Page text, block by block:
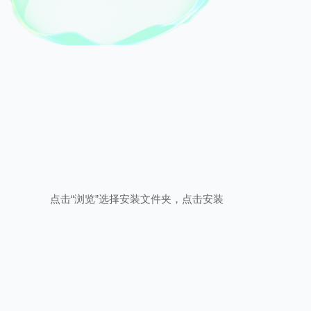
点击“浏览”选择安装文件夹，点击安装